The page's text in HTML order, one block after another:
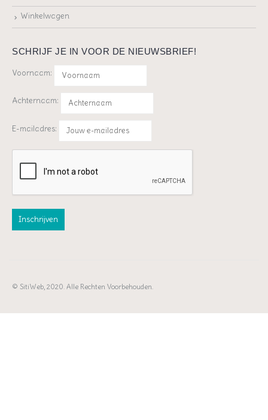
Winkelwagen
SCHRIJF JE IN VOOR DE NIEUWSBRIEF!
Voornaam:
Achternaam:
E-mailadres:
© SitiWeb, 2020. Alle Rechten Voorbehouden.